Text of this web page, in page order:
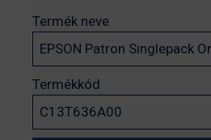
Termék neve
Termékkód